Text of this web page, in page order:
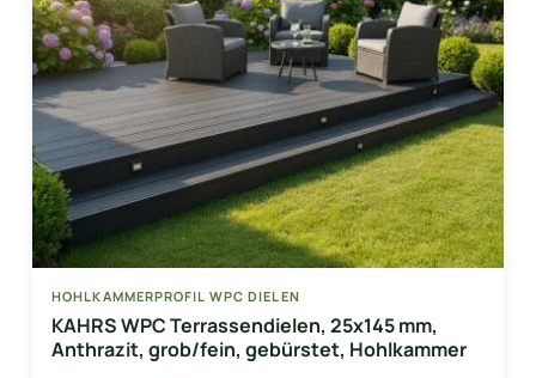
HOHLKAMMERPROFIL WPC DIELEN
KAHRS WPC Terrassendielen, 25x145 mm,
Anthrazit, grob/fein, gebürstet, Hohlkammer